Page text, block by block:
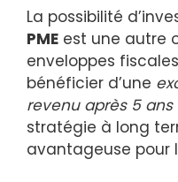
La possibilité
PME est une autre
enveloppes
bénéficier d’une
revenu après 5
stratégie à long
avantageuse pour